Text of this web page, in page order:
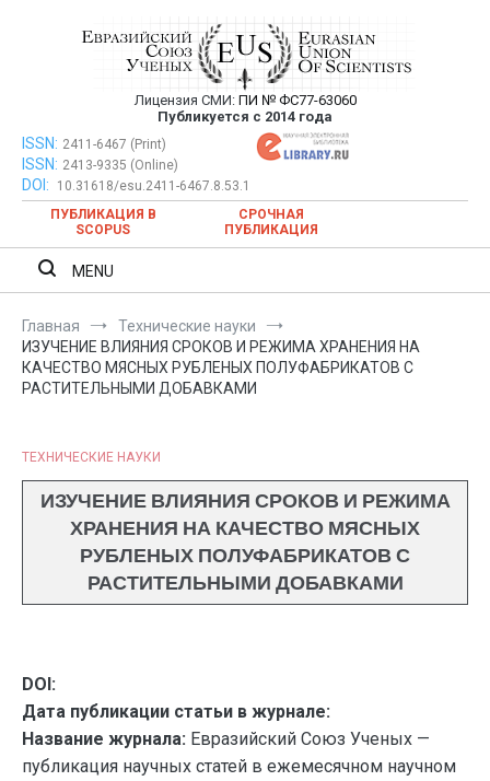
Евразийский Союз Ученых —
публикация научных статей в
ежемесячном научном журнале
Лицензия СМИ: ПИ № ФС77-63060
Публикуется с 2014 года
Евразийский Союз Ученых — публикация научных статей в
ежемесячном научном журнале
ISSN: 2411-6467 (Print)
ISSN: 2413-9335 (Online)
DOI:
10.31618/esu.2411-6467.8.53.1
ПУБЛИКАЦИЯ В
SCOPUS
СРОЧНАЯ
ПУБЛИКАЦИЯ
MENU
Главная
Технические науки
ИЗУЧЕНИЕ ВЛИЯНИЯ СРОКОВ И РЕЖИМА ХРАНЕНИЯ НА
КАЧЕСТВО МЯСНЫХ РУБЛЕНЫХ ПОЛУФАБРИКАТОВ С
РАСТИТЕЛЬНЫМИ ДОБАВКАМИ
ТЕХНИЧЕСКИЕ НАУКИ
ИЗУЧЕНИЕ ВЛИЯНИЯ СРОКОВ И РЕЖИМА
ХРАНЕНИЯ НА КАЧЕСТВО МЯСНЫХ
РУБЛЕНЫХ ПОЛУФАБРИКАТОВ С
РАСТИТЕЛЬНЫМИ ДОБАВКАМИ
DOI:
Дата публикации статьи в журнале:
Название журнала: Евразийский Союз Ученых —
публикация научных статей в ежемесячном научном